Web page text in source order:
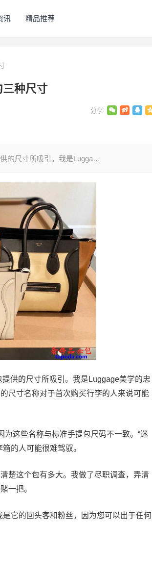
讯 精品推荐
种尺寸
的尺寸所吸引。我是Lugga…
供的尺寸所吸引。我是Luggage美学的忠
尺寸名称对于首次购买行李的人来说可能
为这些名称与标准手提包尺码不一致。“迷
的人可能很难驾驭。
楚这个包有多大。我做了尽职调查，弄清
一把。
它的回头客和粉丝，因为您可以出于任何